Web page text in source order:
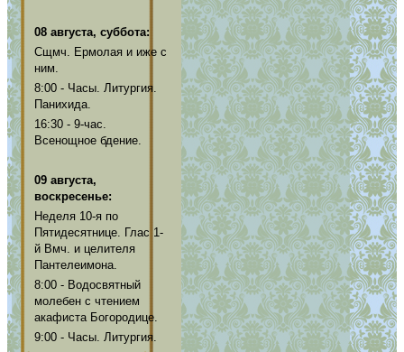
08 августа, суббота:
Сщмч. Ермолая и иже с
ним.
8:00 - Часы. Литургия.
Панихида.
16:30 - 9-час.
Всенощное бдение.
09 августа,
воскресенье:
Неделя 10-я по
Пятидесятнице. Глас 1-
й Вмч. и целителя
Пантелеимона.
8:00 - Водосвятный
молебен с чтением
акафиста Богородице.
9:00 - Часы. Литургия.